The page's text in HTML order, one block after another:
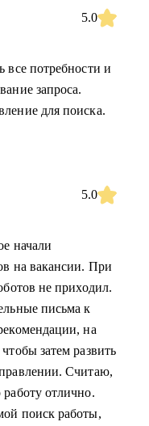
5.0
все потребности и
запроса.
для поиска.
5.0
начали
на вакансии. При
не приходил.
письма к
на
затем развить
Считаю,
отлично.
поиск работы,